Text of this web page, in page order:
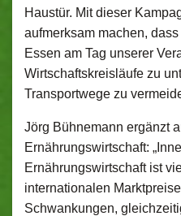
Haustür. Mit dieser
aufmerksam machen,
Essen am Tag unserer
Wirtschaftskreisläufe zu
Transportwege zu
Jörg Bühnemann ergänzt
Ernährungswirtschaft:
Ernährungswirtschaft ist
internationalen
Schwankungen,